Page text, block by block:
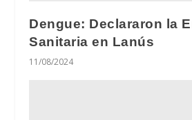
Dengue: Declararon la
Sanitaria en Lanús
11/08/2024